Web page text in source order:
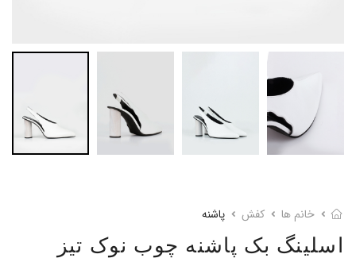
خانم ها کفش پاشنه
اسلینگ بک پاشنه چوب نوک تیز